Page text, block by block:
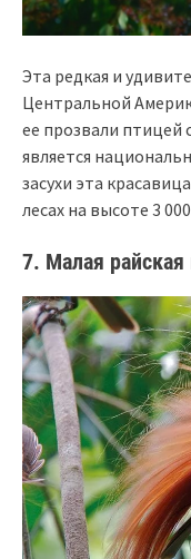
Эта редкая и
Центральной
ее прозвали птицей
является
засухи эта
лесах на высоте 3
7. Малая райская